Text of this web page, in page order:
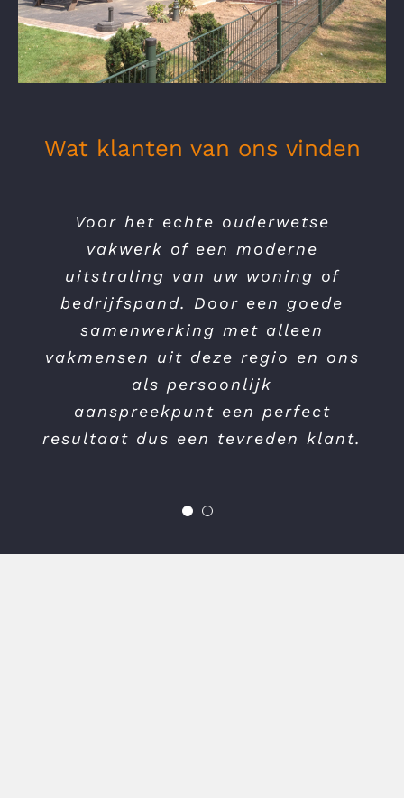
Wat klanten van ons vinden
Voor het echte ouderwetse
vakwerk of een moderne
uitstraling van uw woning of
bedrijfspand. Door een goede
samenwerking met alleen
vakmensen uit deze regio en ons
als persoonlijk
aanspreekpunt een perfect
resultaat dus een tevreden klant.
Het bouwtraject was voor ons
een bijzonder prettige ervaring.
Vanaf de eerste kennismaking tot
en met de oplevering is het hele
proces zeer goed verlopen mede
dankzij het persoonlijke contact!
Kwaliteit, flexibiliteit en
transparantie staan duidelijk
hoog in het vaandel bij Van